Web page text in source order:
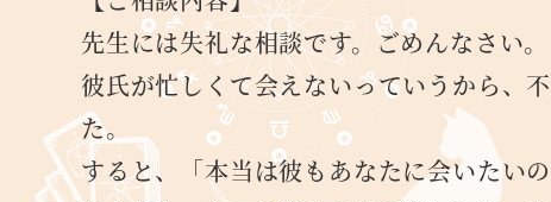
先生には失礼な相談です。ごめんなさい。
彼氏が忙しくて会えないっていうから、
た。
すると、「本当は彼もあなたに会いたい